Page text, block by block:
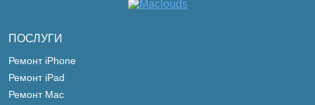
ПОСЛУГИ
Ремонт iPhone
Ремонт iPad
Ремонт Mac